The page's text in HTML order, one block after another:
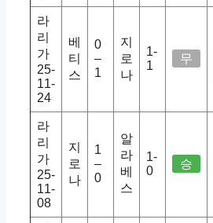
라
리
가
25-
11-
24
베
티
스
0
–
1
지
로
나
1-
1
무
라
리
가
25-
11-
08
지
로
나
1
–
0
알
라
베
스
1-
0
승